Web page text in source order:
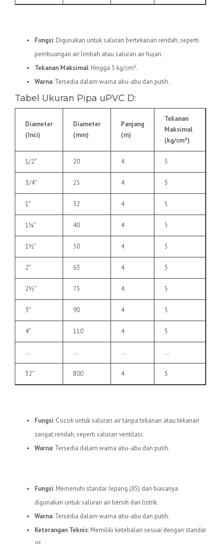
Fungsi: Digunakan untuk saluran bertekanan rendah, seperti
pembuangan air limbah atau saluran air hujan.
Tekanan Maksimal: Hingga 5 kg/cm².
Warna: Tersedia dalam warna abu-abu dan putih.
Tabel Ukuran Pipa uPVC D:
Diameter
(Inci)
Diameter
(mm)
Panjang
(m)
Tekanan
Maksimal
(kg/cm²)
1/2″ 20 4 5
3/4″ 25 4 5
1″ 32 4 5
1¼” 40 4 5
1½” 50 4 5
2″ 63 4 5
2½” 75 4 5
3″ 90 4 5
4″ 110 4 5
… … … …
32″ 800 4 5
Fungsi: Cocok untuk saluran air tanpa tekanan atau tekanan
sangat rendah, seperti saluran ventilasi.
Warna: Tersedia dalam warna abu-abu dan putih.
Fungsi: Memenuhi standar Jepang (JIS) dan biasanya
digunakan untuk saluran air bersih dan listrik.
Warna: Tersedia dalam warna abu-abu dan putih.
Keterangan Teknis: Memiliki ketebalan sesuai dengan standar